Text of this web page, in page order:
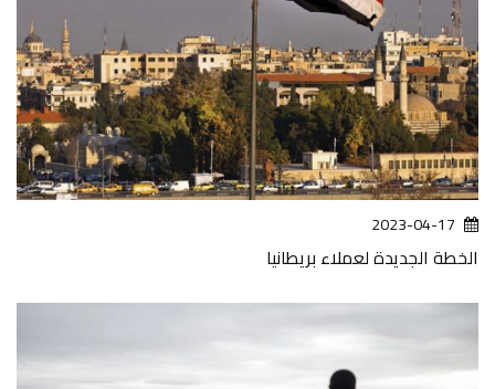
2023-04-17
الخطة الجديدة لعملاء بريطانيا